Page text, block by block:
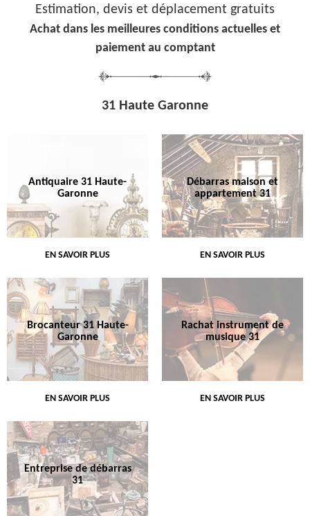
Estimation, devis et déplacement gratuits
Achat dans les meilleures conditions actuelles et
paiement au comptant
31 Haute Garonne
Antiquaire 31 Haute-
Garonne
EN SAVOIR PLUS
Débarras maison et
appartement 31
EN SAVOIR PLUS
Brocanteur 31 Haute-
Garonne
EN SAVOIR PLUS
Rachat instrument de
musique 31
EN SAVOIR PLUS
Entreprise de débarras
31